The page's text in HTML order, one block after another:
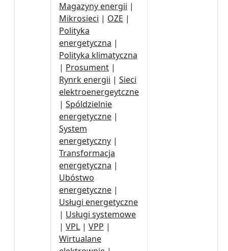
Magazyny energii |
Mikrosieci | OZE |
Polityka
energetyczna |
Polityka klimatyczna
| Prosument |
Rynrk energii | Sieci
elektroenergeytczne
| Spóldzielnie
energetyczne |
System
energetyczny |
Transformacja
energetyczna |
Ubóstwo
energetyczne |
Usługi energetyczne
| Usługi systemowe
| VPL | VPP |
Wirtualane